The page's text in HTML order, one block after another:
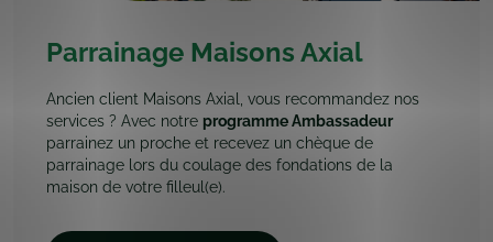
Parrainage Maisons Axial
Ancien client Maisons Axial, vous recommandez nos
services ? Avec notre programme Ambassadeur
parrainez un proche et recevez un chèque de
parrainage lors du coulage des fondations de la
maison de votre filleul(e).